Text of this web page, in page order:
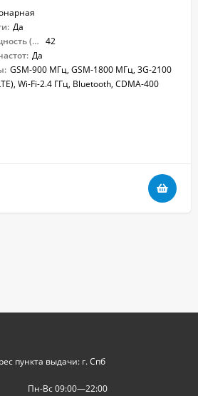
Да
Общая выходная мощность (Вт): 42
Да
GSM-900 МГц, GSM-1800 МГц, 3G-2100
Wi-Fi-2.4 ГГц, Bluetooth, CDMA-400
пункта выдачи: г. Спб
Пн-Вс 09:00—22:00